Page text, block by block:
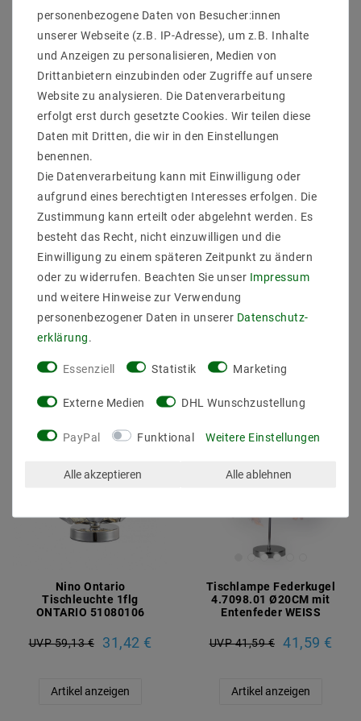
Artikel anzeigen Artikel anzeigen
Helestra BAX
Tischleuchte mattweiß
19/1943.07
133,59 €
Artikel anzeigen
Nino Lights LED
Tischleuchte 1flg
LIGHTS 54152006
UVP 68,87 €
Nino Ontario
Tischleuchte 1flg
ONTARIO 51080106
UVP 59,13 € 31,42 €
Artikel anzeigen
Tischlampe Federkugel
4.7098.01 Ø20CM mit
Entenfeder WEISS
UVP 41,59 € 41,59 €
Artikel anzeigen
personenbezogene Daten von Besucher:innen
unserer Webseite (z.B. IP-Adresse), um z.B. Inhalte
und Anzeigen zu personalisieren, Medien von
Drittanbietern einzubinden oder Zugriffe auf unsere
Website zu analysieren. Die Datenverarbeitung
erfolgt erst durch gesetzte Cookies. Wir teilen diese
Daten mit Dritten, die wir in den Einstellungen
benennen.
Die Datenverarbeitung kann mit Einwilligung oder
aufgrund eines berechtigten Interesses erfolgen. Die
Zustimmung kann erteilt oder abgelehnt werden. Es
besteht das Recht, nicht einzuwilligen und die
Einwilligung zu einem späteren Zeitpunkt zu ändern
oder zu widerrufen. Beachten Sie unser Impressum
und weitere Hinweise zur Verwendung
personenbezogener Daten in unserer Daten­schutz­
erklärung
Essenziell Statistik Marketing
Externe Medien DHL Wunschzustellung
PayPal Funktional Weitere Einstellungen
Alle akzeptieren Alle ablehnen